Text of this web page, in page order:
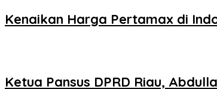
Kenaikan Harga Pertamax di
Ketua Pansus DPRD Riau,